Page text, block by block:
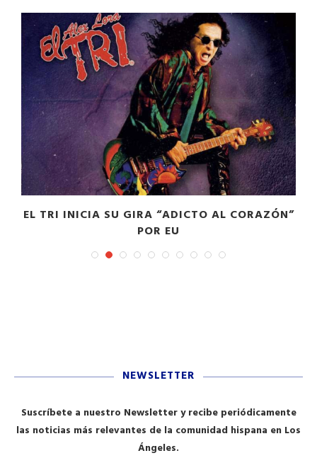
EL TRI INICIA SU GIRA “ADICTO AL CORAZÓN”
POR EU
NEWSLETTER
Suscríbete a nuestro Newsletter y recibe periódicamente
las noticias más relevantes de la comunidad hispana en Los
Ángeles.